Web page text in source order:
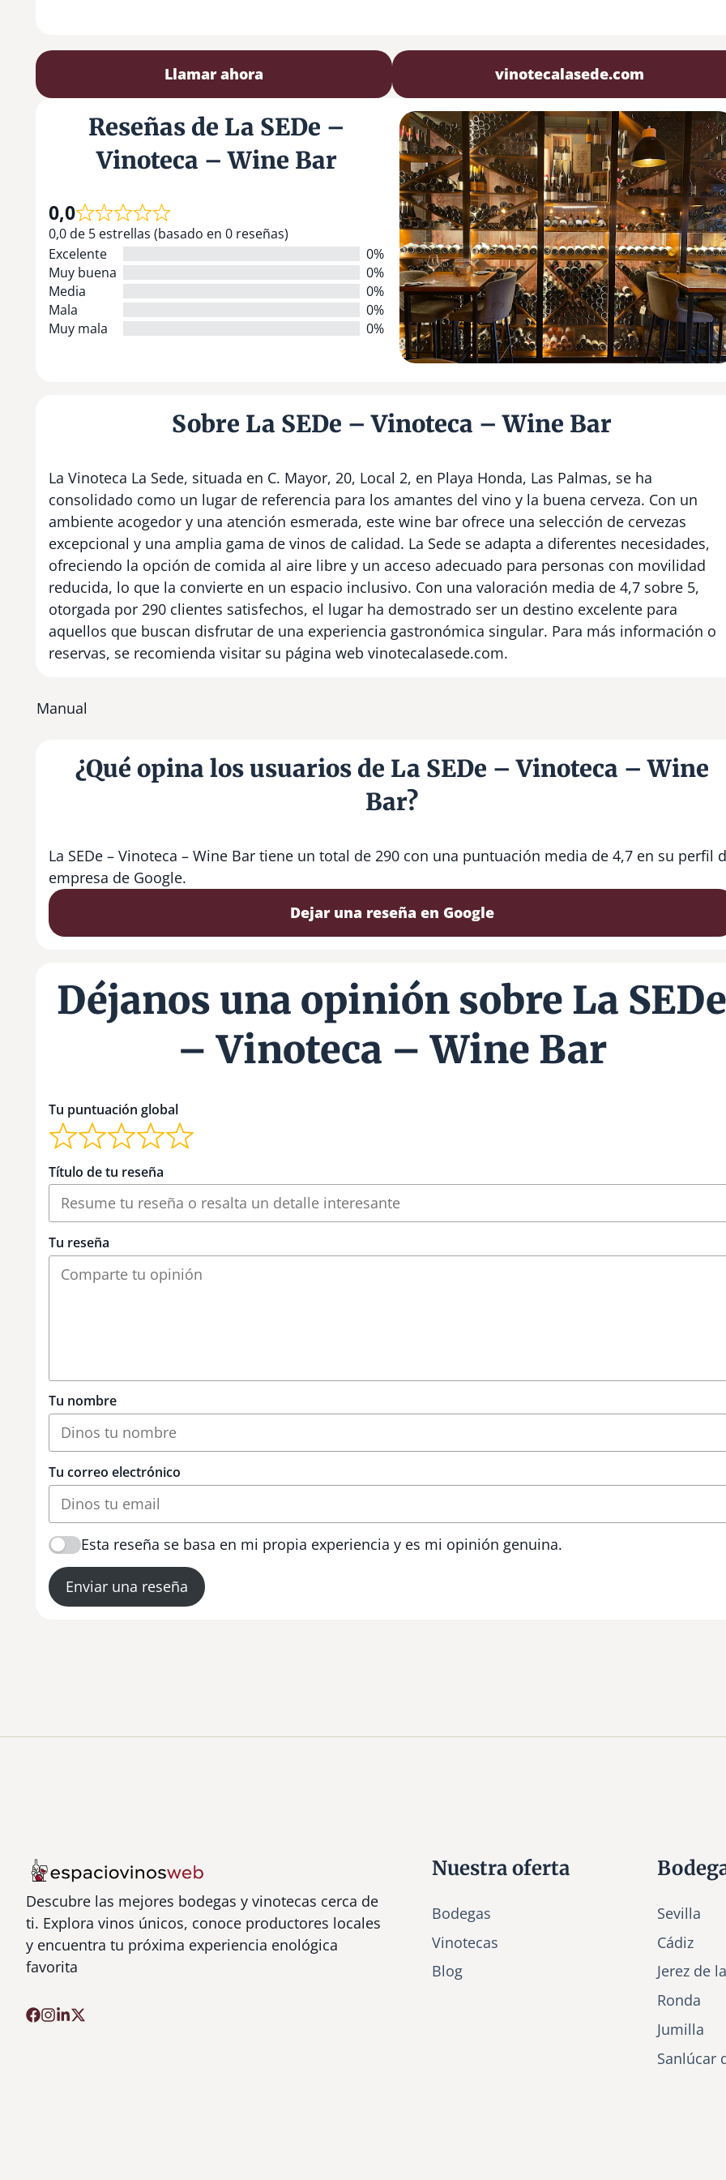
Llamar ahora vinotecalasede.com
Reseñas de La SEDe –
Vinoteca – Wine Bar
0,0
0,0 de 5 estrellas (basado en 0 reseñas)
Excelente
0%
Muy buena
0%
Media
0%
Mala
0%
Muy mala
0%
Sobre La SEDe – Vinoteca – Wine Bar
La Vinoteca La Sede, situada en C. Mayor, 20, Local 2, en Playa Honda, Las Palmas, se ha
consolidado como un lugar de referencia para los amantes del vino y la buena cerveza. Con un
ambiente acogedor y una atención esmerada, este wine bar ofrece una selección de cervezas
excepcional y una amplia gama de vinos de calidad. La Sede se adapta a diferentes necesidades,
ofreciendo la opción de comida al aire libre y un acceso adecuado para personas con movilidad
reducida, lo que la convierte en un espacio inclusivo. Con una valoración media de 4,7 sobre 5,
otorgada por 290 clientes satisfechos, el lugar ha demostrado ser un destino excelente para
aquellos que buscan disfrutar de una experiencia gastronómica singular. Para más información o
reservas, se recomienda visitar su página web vinotecalasede.com.
Manual
¿Qué opina los usuarios de La SEDe – Vinoteca – Wine
Bar?
La SEDe – Vinoteca – Wine Bar tiene un total de 290 con una puntuación media de 4,7 en su perfil
empresa de Google.
Dejar una reseña en Google
Déjanos una opinión sobre La
– Vinoteca – Wine Bar
Tu puntuación global
Título de tu reseña
Tu reseña
Tu nombre
Tu correo electrónico
Esta reseña se basa en mi propia experiencia y es mi opinión genuina.
Enviar una reseña
Descubre las mejores bodegas y vinotecas cerca de
ti. Explora vinos únicos, conoce productores locales
y encuentra tu próxima experiencia enológica
favorita
Nuestra oferta
Bodegas
Vinotecas
Blog
Sevilla
Cádiz
Jerez de
Ronda
Jumilla
Sanlúcar